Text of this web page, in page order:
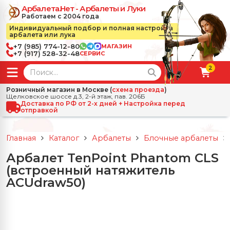
Арбалета.Нет - Арбалеты и Луки
Работаем с 2004 года
Индивидуальный подбор и полная настройка
арбалета или лука
+7 (985) 774-12-80 МАГАЗИН
+7 (917) 528-32-48СЕРВИС
2
Розничный магазин в Москве (схема проезда)
Щелковское шоссе д.3, 2-й этаж, пав. 206Б
Доставка по РФ от 2-х дней + Настройка перед
отправкой
← Назад ✕
Арбалеты
Арбалеты для отдыха
Блочные арбалеты
✕
луки
боеприпасы
Стрелы, боеприпасы
✕
← Назад
Главная Каталог Арбалеты Блочные арбалеты
Арбалет TenPoint Phantom CLS
(встроенный натяжитель
ACUdraw50)